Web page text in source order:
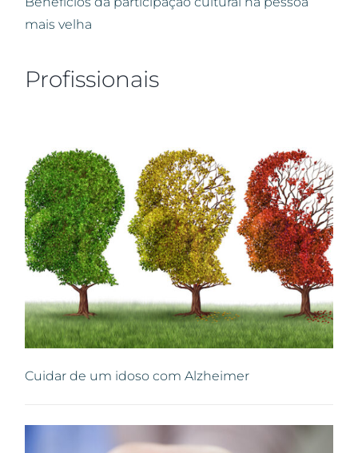
mais velha
Profissionais
Cuidar de um idoso com Alzheimer